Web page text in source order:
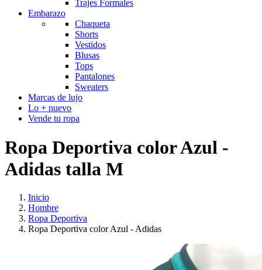
Trajes Formales
Embarazo
Chaqueta
Shorts
Vestidos
Blusas
Tops
Pantalones
Sweaters
Marcas de lujo
Lo + nuevo
Vende tu ropa
Ropa Deportiva color Azul -
Adidas talla M
Inicio
Hombre
Ropa Deportiva
Ropa Deportiva color Azul - Adidas